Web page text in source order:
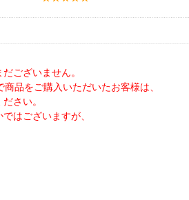
ございません。
品をご購入いただいたお客様は、
さい。
はございますが、